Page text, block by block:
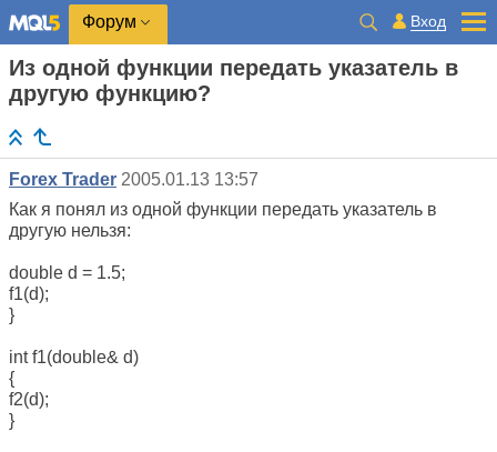
Форум Вход
Из одной функции передать указатель в
другую функцию?
Forex Trader 2005.01.13 13:57
Как я понял из одной функции передать указатель в
другую нельзя:
double d = 1.5;
f1(d);
}
int f1(double& d)
{
f2(d);
}